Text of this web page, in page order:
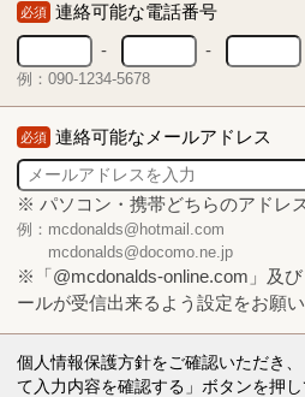
必須 連絡可能な電話番号
-
-
例：090-1234-5678
必須 連絡可能なメールアドレス
※ パソコン・携帯どちらのアドレ
例：mcdonalds@hotmail.com
mcdonalds@docomo.ne.jp
※「@mcdonalds-online.com」及
ールが受信出来るよう設定をお願い
個人情報保護方針をご確認いただき
て入力内容を確認する」ボタンを押し